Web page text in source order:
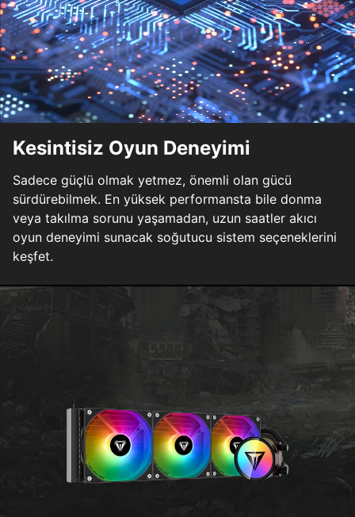
Kesintisiz Oyun Deneyimi
Sadece güçlü olmak yetmez, önemli olan gücü
sürdürebilmek. En yüksek performansta bile donma
veya takılma sorunu yaşamadan, uzun saatler akıcı
oyun deneyimi sunacak soğutucu sistem seçeneklerini
keşfet.